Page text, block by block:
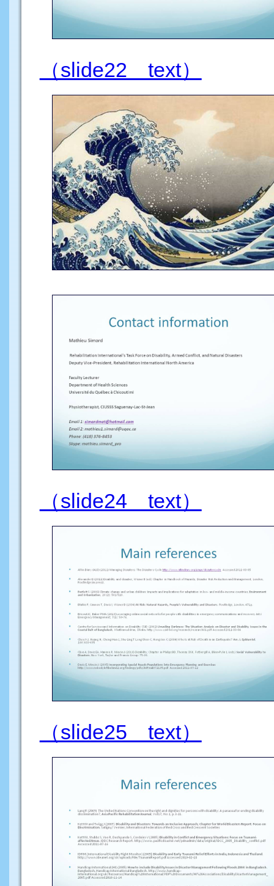
（slide22 text）
（slide24 text）
（slide25 text）